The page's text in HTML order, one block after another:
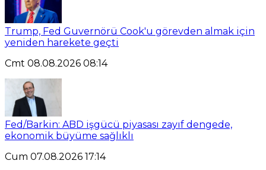
Trump, Fed Guvernörü Cook'u görevden almak için
yeniden harekete geçti
Cmt 08.08.2026 08:14
Fed/Barkin: ABD işgücü piyasası zayıf dengede,
ekonomik büyüme sağlıklı
Cum 07.08.2026 17:14